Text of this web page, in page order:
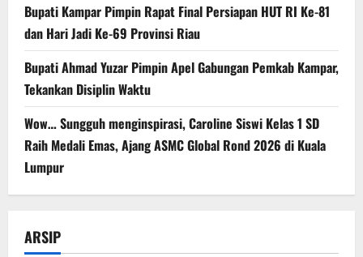
Bupati Kampar Pimpin Rapat Final Persiapan HUT RI Ke-81
dan Hari Jadi Ke-69 Provinsi Riau
Bupati Ahmad Yuzar Pimpin Apel Gabungan Pemkab Kampar,
Tekankan Disiplin Waktu
Wow… Sungguh menginspirasi, Caroline Siswi Kelas 1 SD
Raih Medali Emas, Ajang ASMC Global Rond 2026 di Kuala
Lumpur
ARSIP